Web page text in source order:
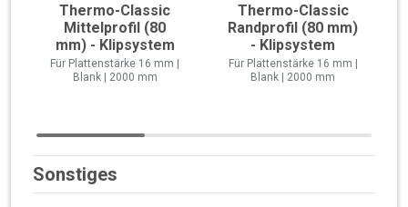
Thermo-Classic
Mittelprofil (80
mm) - Klipsystem
Für Plattenstärke 16 mm |
Blank | 2000 mm
Thermo-Classic
Randprofil (80 mm)
- Klipsystem
Für Plattenstärke 16 mm |
Blank | 2000 mm
Sonstiges